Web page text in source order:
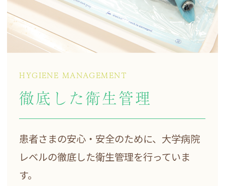
HYGIENE MANAGEMENT
徹底した衛生管理
患者さまの安心・安全のために、大学病院
レベルの徹底した衛生管理を行っていま
す。